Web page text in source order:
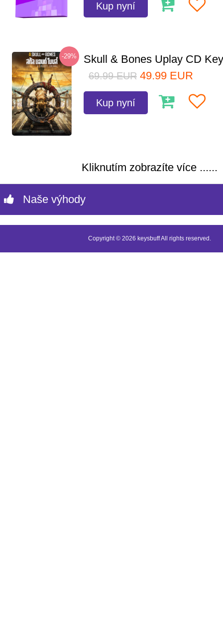
Kup nyní
-29% Skull & Bones Uplay CD
69.99 EUR 49.99 EUR
Kup nyní
Kliknutím zobrazíte více ......
Naše výhody
Copyright © 2026 keysbuff All rights reserved.